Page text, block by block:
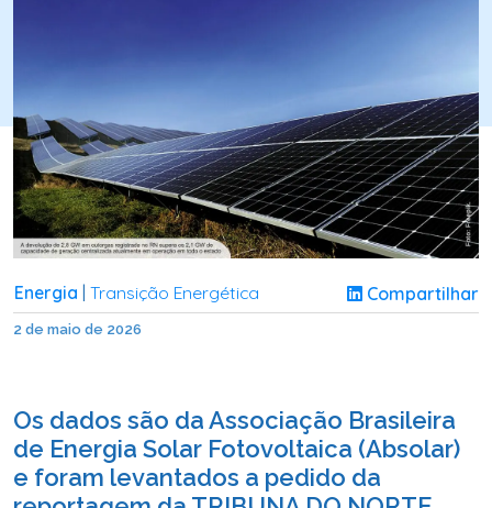
Energia Transição Energética Compartilhar
2 de maio de 2026
Os dados são da Associação Brasileira
de Energia Solar Fotovoltaica (Absolar)
e foram levantados a pedido da